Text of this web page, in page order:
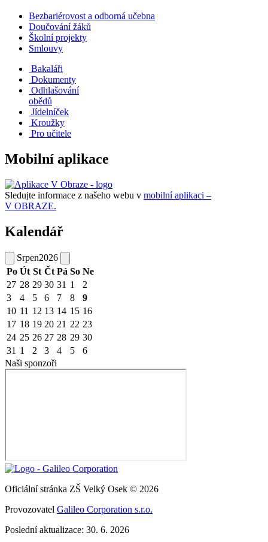
Bezbariérovost a odborná učebna
Doučování žáků
Školní projekty
Smlouvy
Bakaláři
Dokumenty
Odhlašování
obědů
Jídelníček
Kroužky
Pro učitele
Mobilní aplikace
Sledujte informace z našeho webu v mobilní aplikaci –
V OBRAZE.
Kalendář
Srpen2026
Po Út St Čt Pá So Ne
27 28 29 30 31 1
2
3
4 5 6 7 8
9
10 11 12 13 14 15 16
17 18 19 20 21 22 23
24 25 26 27 28 29 30
31 1 2 3 4 5
6
Naši sponzoři
Oficiální stránka ZŠ Velký Osek © 2026
Provozovatel Galileo Corporation s.r.o.
Poslední aktualizace: 30. 6. 2026